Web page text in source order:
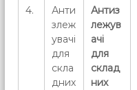
4.
Анти
злеж
увачі
для
скла
дних
Антиз
лежув
ачі
для
склад
них